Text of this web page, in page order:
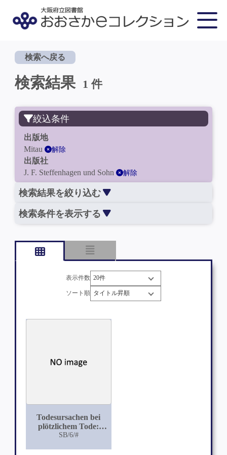
検索へ戻る
検索結果 1 件
絞込条件
出版地
Mitau
解除
出版社
J. F. Steffenhagen und Sohn
解除
検索結果を絞り込む
検索条件を表示する
表示件数
ソート順
Todesursachen bei
plötzlichem Tode:
Gerichtsärztliche
SB/6/#